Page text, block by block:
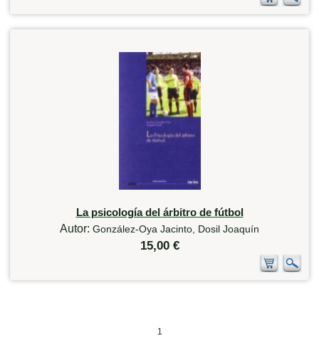
La psicología del árbitro de fútbol
Autor: González-Oya Jacinto, Dosil Joaquín
15,00 €
1